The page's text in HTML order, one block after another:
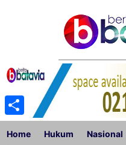
Home Hukum Nasional
Share